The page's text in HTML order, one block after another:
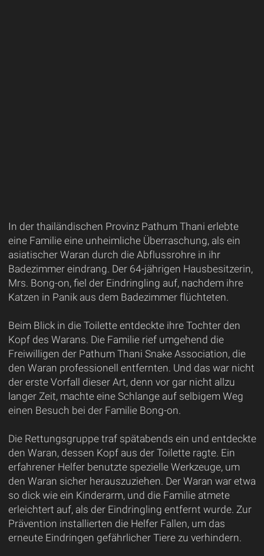
In der thailändischen Provinz Pathum Thani erlebte
eine Familie eine unheimliche Überraschung, als ein
asiatischer Waran durch die Abflussrohre in ihr
Badezimmer eindrang. Der 64-jährigen Hausbesitzerin,
Mrs. Bong-on, fiel der Eindringling auf, nachdem ihre
Katzen in Panik aus dem Badezimmer flüchteten.
Beim Blick in die Toilette entdeckte ihre Tochter den
Kopf des Warans. Die Familie rief umgehend die
Freiwilligen der Pathum Thani Snake Association, die
den Waran professionell entfernten. Und das war nicht
der erste Vorfall dieser Art, denn vor gar nicht allzu
langer Zeit, machte eine Schlange auf selbigem Weg
einen Besuch bei der Familie Bong-on.
Die Rettungsgruppe traf spätabends ein und entdeckte
den Waran, dessen Kopf aus der Toilette ragte. Ein
erfahrener Helfer benutzte spezielle Werkzeuge, um
den Waran sicher herauszuziehen. Der Waran war etwa
so dick wie ein Kinderarm, und die Familie atmete
erleichtert auf, als der Eindringling entfernt wurde. Zur
Prävention installierten die Helfer Fallen, um das
erneute Eindringen gefährlicher Tiere zu verhindern.